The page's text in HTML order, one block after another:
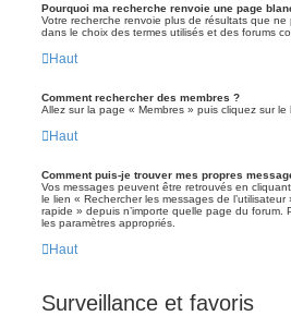
Pourquoi ma recherche renvoie une page
Votre recherche renvoie plus de résultats que
dans le choix des termes utilisés et des forums
Haut
Comment rechercher des membres ?
Allez sur la page « Membres » puis cliquez sur le
Haut
Comment puis-je trouver mes propres
Vos messages peuvent être retrouvés en
le lien « Rechercher les messages de
rapide » depuis n’importe quelle page du
les paramètres appropriés.
Haut
Surveillance et favoris